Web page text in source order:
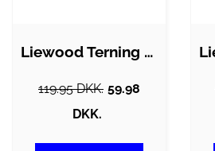
Liewood Terning - Andrew - Apple Red
119.95 DKK. 59.98
DKK.